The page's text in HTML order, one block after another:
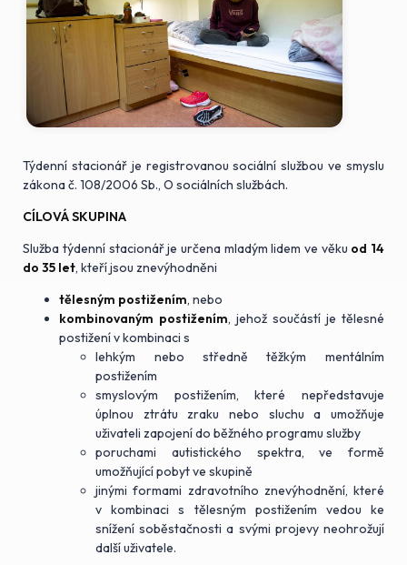
Týdenní stacionář je registrovanou sociální službou ve smyslu
zákona č. 108/2006 Sb., O sociálních službách.
CÍLOVÁ SKUPINA
Služba týdenní stacionář je určena mladým lidem ve věku od 14
do 35 let, kteří jsou znevýhodněni
tělesným postižením, nebo
kombinovaným postižením, jehož součástí je tělesné
postižení v kombinaci s
lehkým nebo středně těžkým mentálním
postižením
smyslovým postižením, které nepředstavuje
úplnou ztrátu zraku nebo sluchu a umožňuje
uživateli zapojení do běžného programu služby
poruchami autistického spektra, ve formě
umožňující pobyt ve skupině
jinými formami zdravotního znevýhodnění, které
v kombinaci s tělesným postižením vedou ke
snížení soběstačnosti a svými projevy neohrožují
další uživatele.